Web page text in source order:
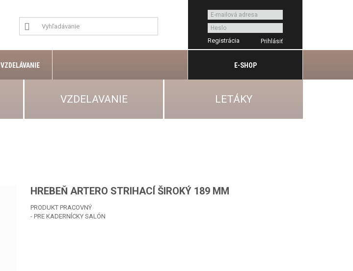
Registrácia
VZDELÁVANIE E-SHOP
VZDELAVANIE LETÁKY
HREBEŇ ARTERO STRIHACÍ ŠIROKÝ 189 MM
PRODUKT PRACOVNÝ
- PRE KADERNÍCKY SALÓN